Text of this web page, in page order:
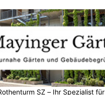
SZ – Ihr Spezialist für